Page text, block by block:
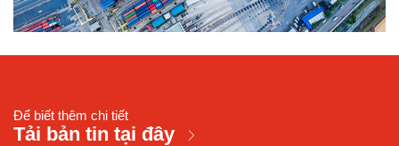
Để biết thêm chi tiết
Tải bản tin tại đây